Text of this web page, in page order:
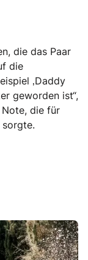
die das Paar
die
‚Daddy
geworden ist“,
Note, die für
sorgte.